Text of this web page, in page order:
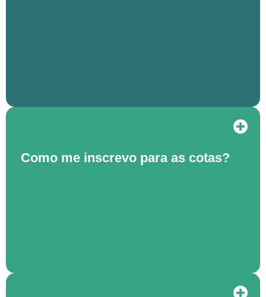
Como me inscrevo para as cotas?